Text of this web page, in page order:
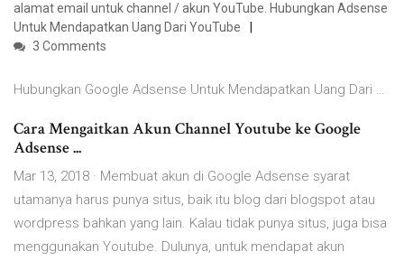
alamat email untuk channel / akun YouTube. Hubungkan Adsense
Untuk Mendapatkan Uang Dari YouTube
3 Comments
Hubungkan Google Adsense Untuk Mendapatkan Uang Dari …
Cara Mengaitkan Akun Channel Youtube ke Google
Adsense ...
Mar 13, 2018 · Membuat akun di Google Adsense syarat
utamanya harus punya situs, baik itu blog dari blogspot atau
wordpress bahkan yang lain. Kalau tidak punya situs, juga bisa
menggunakan Youtube. Dulunya, untuk mendapat akun